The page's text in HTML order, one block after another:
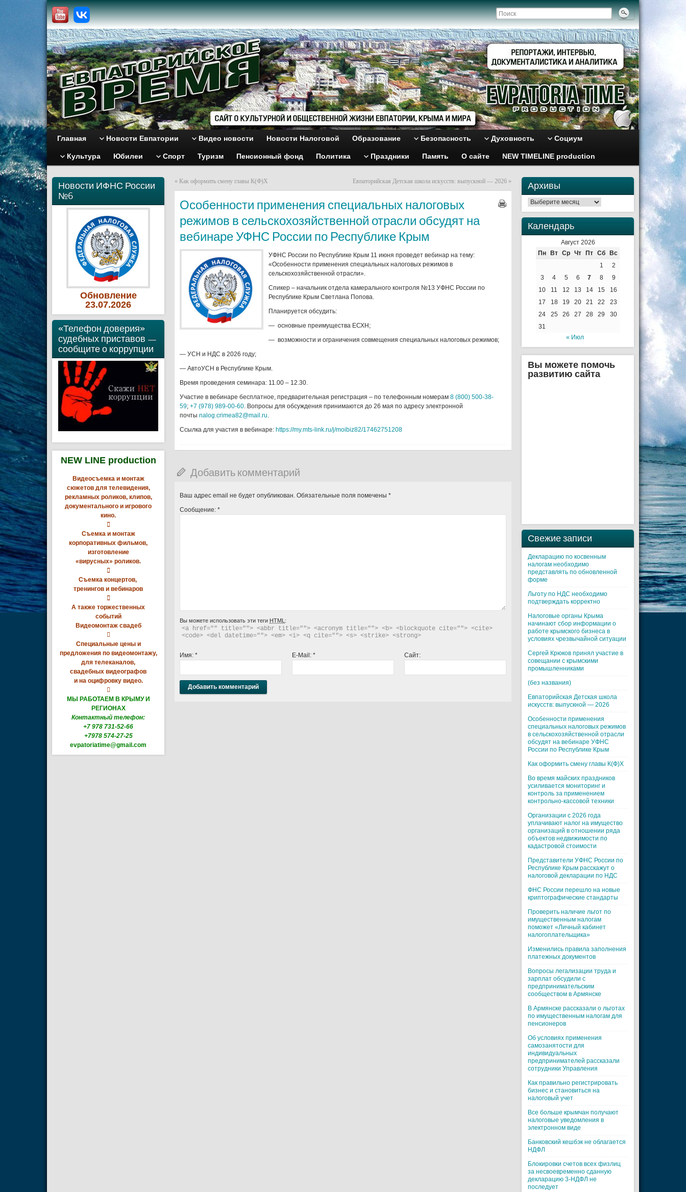
Главная Новости Евпатории Видео новости Новости Налоговой Образование Безопасность Духовность Социум
Культура Юбилеи Спорт Туризм Пенсионный фонд Политика Праздники Память О сайте NEW TIMELINE production
Новости ИФНС России
№6
Обновление
23.07.2026
«Телефон доверия»
судебных приставов —
сообщите о коррупции
NEW LINE production
Видеосъемка и монтаж
сюжетов для телевидения,
рекламных роликов, клипов,
документального и игрового
кино.

Съемка и монтаж
корпоративных фильмов,
изготовление
«вирусных» роликов.

Съемка концертов,
тренингов и вебинаров

А также торжественных
событий
Видеомонтаж свадеб

Специальные цены и
предложения по видеомонтажу,
для телеканалов,
свадебных видеографов
и на оцифровку видео.

МЫ РАБОТАЕМ В КРЫМУ И
РЕГИОНАХ
Контактный телефон:
+7 978 731-52-66
+7978 574-27-25
evpatoriatime@gmail.com
« Как оформить смену главы К(Ф)Х Евпаторийская Детская школа искусств: выпускной — 2026 »
Особенности применения специальных налоговых
режимов в сельскохозяйственной отрасли обсудят на
вебинаре УФНС России по Республике Крым
УФНС России по Республике Крым 11 июня проведет вебинар на тему:
«Особенности применения специальных налоговых режимов в
сельскохозяйственной отрасли».
Спикер – начальник отдела камерального контроля №13 УФНС России по
Республике Крым Светлана Попова.
Планируется обсудить:
— основные преимущества ЕСХН;
— возможности и ограничения совмещения специальных налоговых режимов;
— УСН и НДС в 2026 году;
— АвтоУСН в Республике Крым.
Время проведения семинара: 11.00 – 12.30.
Участие в вебинаре бесплатное, предварительная регистрация – по телефонным номерам 8 (800) 500-38-
59; +7 (978) 989-00-60. Вопросы для обсуждения принимаются до 26 мая по адресу электронной
почты nalog.crimea82@mail.ru.
Ссылка для участия в вебинаре: https://my.mts-link.ru/j/moibiz82/17462751208
Добавить комментарий
Ваш адрес email не будет опубликован. Обязательные поля помечены *
Сообщение: *
Вы можете использовать эти теги HTML :
<a href="" title=""> <abbr title=""> <acronym title=""> <b> <blockquote cite=""> <cite>
<code> <del datetime=""> <em> <i> <q cite=""> <s> <strike> <strong>
Имя: * E-Mail: * Сайт:
Архивы
Архивы
Календарь
Август 2026
Пн
Вт Ср Чт Пт Сб
Вс
1
2
3
4 5 6 7 8
9
10
11 12 13 14 15
16
17
18 19 20 21 22
23
24
25 26 27 28 29
30
31
« Июл
Вы можете помочь
развитию сайта
Свежие записи
Декларацию по косвенным
налогам необходимо
представлять по обновленной
форме
Льготу по НДС необходимо
подтверждать корректно
Налоговые органы Крыма
начинают сбор информации о
работе крымского бизнеса в
условиях чрезвычайной ситуации
Cергей Крюков принял участие в
совещании с крымскими
промышленниками
(без названия)
Евпаторийская Детская школа
искусств: выпускной — 2026
Особенности применения
специальных налоговых режимов
в сельскохозяйственной отрасли
обсудят на вебинаре УФНС
России по Республике Крым
Как оформить смену главы К(Ф)Х
Во время майских праздников
усиливается мониторинг и
контроль за применением
контрольно-кассовой техники
Организации с 2026 года
уплачивают налог на имущество
организаций в отношении ряда
объектов недвижимости по
кадастровой стоимости
Представители УФНС России по
Республике Крым расскажут о
налоговой декларации по НДС
ФНС России перешло на новые
криптографические стандарты
Проверить наличие льгот по
имущественным налогам
поможет «Личный кабинет
налогоплательщика»
Изменились правила заполнения
платежных документов
Вопросы легализации труда и
зарплат обсудили с
предпринимательским
сообществом в Армянске
В Армянске рассказали о льготах
по имущественным налогам для
пенсионеров
Об условиях применения
самозанятости для
индивидуальных
предпринимателей рассказали
сотрудники Управления
Как правильно регистрировать
бизнес и становиться на
налоговый учет
Все больше крымчан получают
налоговые уведомления в
электронном виде
Банковский кешбэк не облагается
НДФЛ
Блокировки счетов всех физлиц
за несвоевременно сданную
декларацию 3-НДФЛ не
последует